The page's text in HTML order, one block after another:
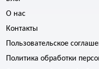
О нас
Контакты
Пользовательское
Политика обработки